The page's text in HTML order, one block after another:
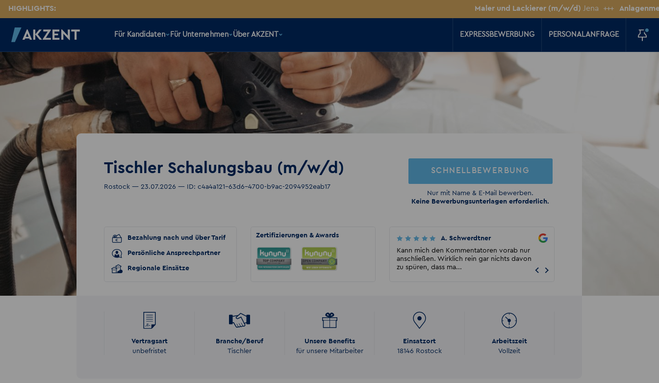
HIGHLIGHTS: Maler und Lackierer (m/w/d) Jena +++
Für Kandidaten Für Unternehmen Über AKZENT EXPRESSBEWERBUNG PERSONALANFRAGE
Tischler Schalungsbau (m/w/d)
Rostock — 23.07.2026 — ID: c4a4a121-63d6-4700-b9ac-2094952eab17
SCHNELLBEWERBUNG
Nur mit Name & E-Mail bewerben.
Keine Bewerbungsunterlagen erforderlich.
Bezahlung nach und über Tarif
Persönliche Ansprechpartner
Regionale Einsätze
Zertifizierungen & Awards
Eckhard Tonagel
Ich bin seid 8 Jahren bei Akzent Schwerin
beschäftigt und bin stolz bei Akzent zu sein
da die Leute ...
A. Schwerdtner
Kann mich den Kommentatoren vorab nur
anschließen. Wirklich rein gar nichts davon
zu spüren, dass ma...
beim Jobwechsel...
Vertragsart
unbefristet
Branche/Beruf
Tischler
Unsere Benefits
für unsere Mitarbeiter
Einsatzort
18146 Rostock
Arbeitszeit
Vollzeit